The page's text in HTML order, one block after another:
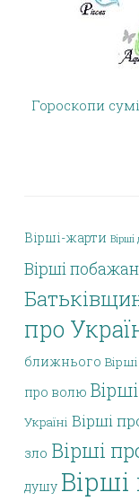
Гороскопи
Вірші-жарти
Вірші
про
ближнього
про волю
Україні Вірші
зло Вірші
душу